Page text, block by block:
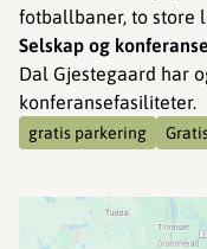
fotballbaner, to store
Selskap og konferanse
Dal Gjestegaard har
konferansefasiliteter.
gratis parkering